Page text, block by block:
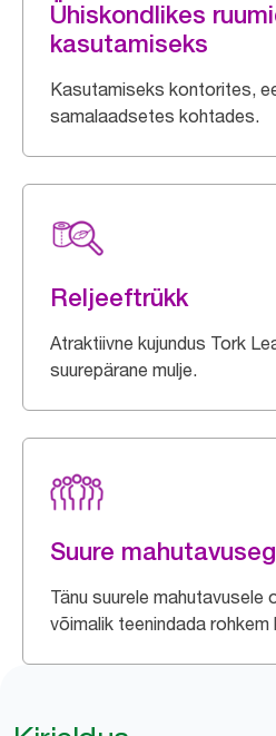
Ühiskondlikes
kasutamiseks
Kasutamiseks kontorites,
samalaadsetes kohtades.
Reljeeftrükk
Atraktiivne kujundus Tork
suurepärane mulje.
Suure
Tänu suurele
võimalik teenindada rohkem